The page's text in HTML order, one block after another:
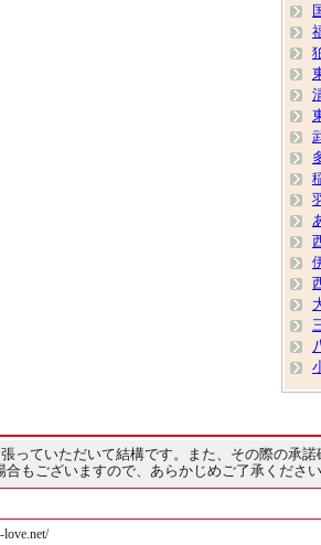
ていただいて結構です。また、その際の承諾
もございますので、あらかじめご了承ください
love.net/